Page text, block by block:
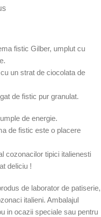
fistic Gilber, umplut cu
un strat de ciocolata de
de fistic pur granulat.
de energie.
de fistic este o placere
cozonacilor tipici italienesti
deliciu !
de laborator de patiserie,
italieni. Ambalajul
in ocazii speciale sau pentru